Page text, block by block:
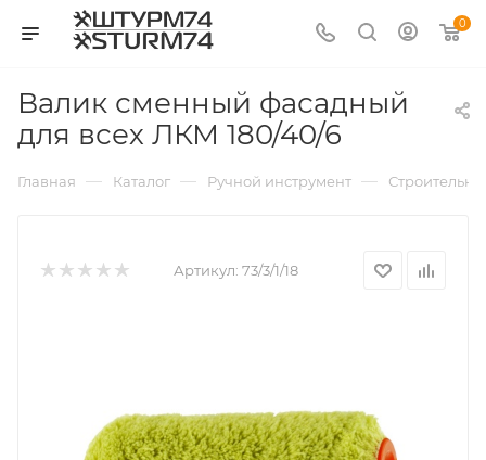
0
Валик сменный фасадный
для всех ЛКМ 180/40/6
Главная — Каталог — Ручной инструмент —
Артикул: 73/3/1/18